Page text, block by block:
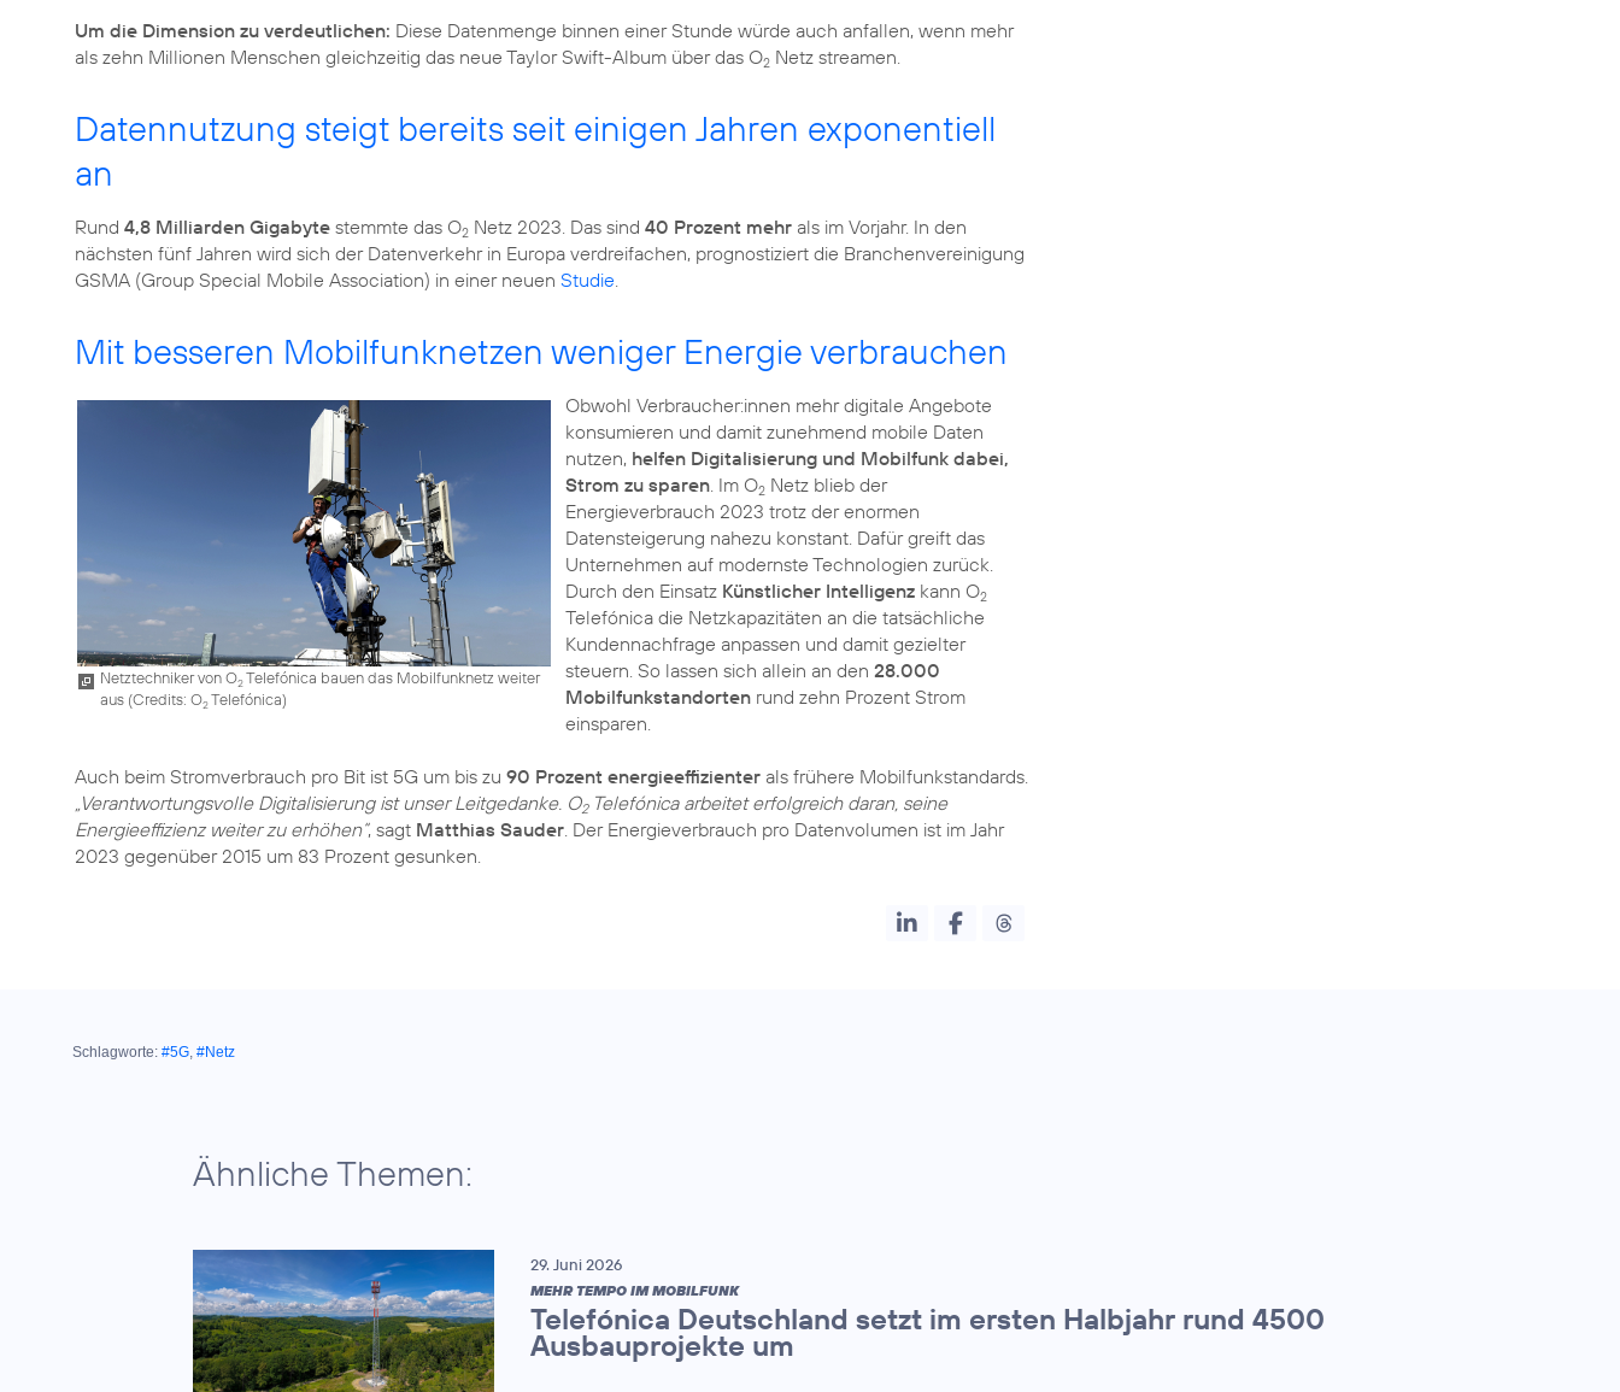
Um die Dimension zu verdeutlichen: Diese Datenmenge binnen einer Stunde würde auch anfallen, wenn mehr
als zehn Millionen Menschen gleichzeitig das neue Taylor Swift-Album über das O2 Netz streamen.
Datennutzung steigt bereits seit einigen Jahren exponentiell
an
Rund 4,8 Milliarden Gigabyte stemmte das O2 Netz 2023. Das sind 40 Prozent mehr als im Vorjahr. In den
nächsten fünf Jahren wird sich der Datenverkehr in Europa verdreifachen, prognostiziert die Branchenvereinigung
GSMA (Group Special Mobile Association) in einer neuen Studie
Mit besseren Mobilfunknetzen weniger Energie verbrauchen
Netztechniker von O2Telefónica bauen das Mobilfunknetz weiter
aus (Credits: O2Telefónica)
Obwohl Verbraucher:innen mehr digitale Angebote
konsumieren und damit zunehmend mobile Daten
nutzen, helfen Digitalisierung und Mobilfunk dabei,
Strom zu sparen. Im O2Netz blieb der
Energieverbrauch 2023 trotz der enormen
Datensteigerung nahezu konstant. Dafür greift das
Unternehmen auf modernste Technologien zurück.
Durch den Einsatz Künstlicher Intelligenzkann O2
Telefónica die Netzkapazitäten an die tatsächliche
Kundennachfrage anpassen und damit gezielter
steuern. So lassen sich allein an den 28.000
Mobilfunkstandortenrund zehn Prozent Strom
einsparen.
Auch beim Stromverbrauch pro Bit ist 5G um bis zu 90 Prozent energieeffizienter als frühere Mobilfunkstandards.
„Verantwortungsvolle Digitalisierung ist unser Leitgedanke. O2Telefónica arbeitet erfolgreich daran, seine
Energieeffizienz weiter zu erhöhen“, sagt Matthias Sauder . Der Energieverbrauch pro Datenvolumen ist im Jahr
2023 gegenüber 2015 um 83 Prozent gesunken.
Schlagworte: #5G #Netz
Ähnliche Themen:
29. Juni 2026
MEHR TEMPO IM MOBILFUNK
Telefónica Deutschland setzt im ersten Halbjahr rund 4500
Ausbauprojekte um